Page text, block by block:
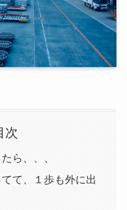
次
ら、、、
て、１歩も外に出